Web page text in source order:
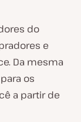
do
e
Da mesma
os
a partir de